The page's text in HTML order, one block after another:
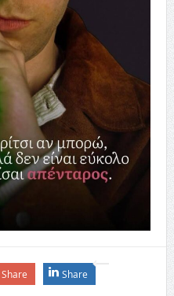
Share Share